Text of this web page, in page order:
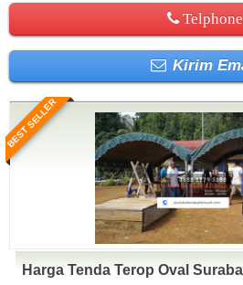
Telphone
Kirim
BEST SELLER
Harga Tenda Terop Oval